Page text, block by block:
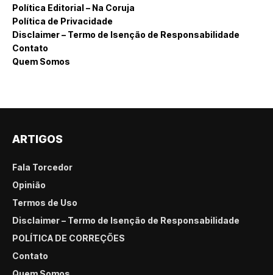
Política Editorial – Na Coruja
Política de Privacidade
Disclaimer – Termo de Isenção de Responsabilidade
Contato
Quem Somos
ARTIGOS
Fala Torcedor
Opinião
Termos de Uso
Disclaimer – Termo de Isenção de Responsabilidade
POLÍTICA DE CORREÇÕES
Contato